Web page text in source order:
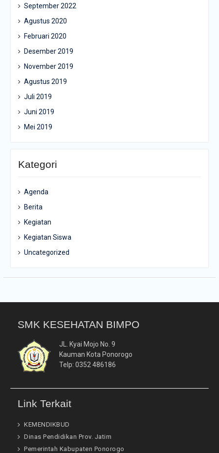
September 2022
Agustus 2020
Februari 2020
Desember 2019
November 2019
Agustus 2019
Juli 2019
Juni 2019
Mei 2019
Kategori
Agenda
Berita
Kegiatan
Kegiatan Siswa
Uncategorized
SMK KESEHATAN BIMPO
JL. Kyai Mojo No. 9
Kauman Kota Ponorogo
Telp: 0352 486186
Link Terkait
KEMENDIKBUD
Dinas Pendidikan Prov. Jatim
Pemerintah Kabupaten Ponorogo